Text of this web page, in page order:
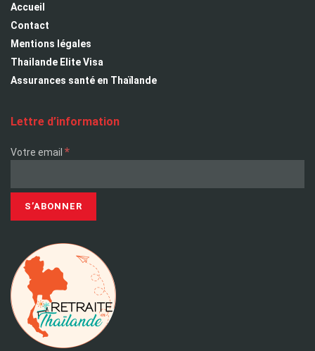
Accueil
Contact
Mentions légales
Thailande Elite Visa
Assurances santé en Thaïlande
Lettre d’information
Votre email *